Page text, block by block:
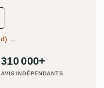
→
310 000+
AVIS INDÉPENDANTS